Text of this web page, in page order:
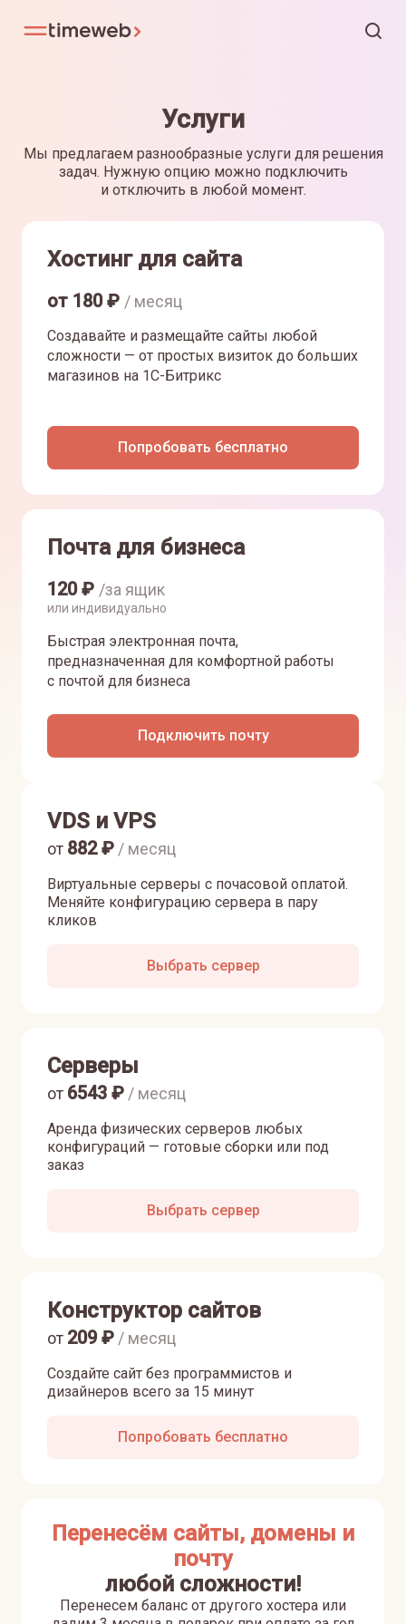
Услуги
Мы предлагаем разнообразные услуги для решения
задач. Нужную опцию можно подключить
и отключить в любой момент.
Хостинг для сайта
от 180₽ / месяц
Создавайте и размещайте сайты любой
сложности — от простых визиток до больших
магазинов на 1С-Битрикс
Попробовать бесплатно
Почта для бизнеса
120₽ /за ящик
или индивидуально
Быстрая электронная почта,
предназначенная для комфортной работы
с почтой для бизнеса
Подключить почту
VDS и VPS
Виртуальные серверы с почасовой оплатой.
Меняйте конфигурацию сервера в пару
кликов
от 882₽ / месяц
Выбрать сервер
Серверы
Аренда физических серверов любых
конфигураций — готовые сборки или под
заказ
от 6543 ₽ / месяц
Выбрать сервер
Конструктор сайтов
Создайте сайт без программистов и
дизайнеров всего за 15 минут
от 209₽ / месяц
Попробовать бесплатно
Перенесём сайты, домены и
почту
любой сложности!
Перенесем баланс от другого хостера или